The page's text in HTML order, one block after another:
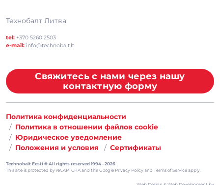
Технобалт Литва
tel: +370 5260 2503
e-mail: info@technobalt.lt
Свяжитесь с нами через нашу
контактную форму
Политика конфиденциальности
Политика в отношении файлов cookie
Юридическое уведомление
Положения и условия
Сертификаты
Technobalt Eesti ® All rights reserved 1994 - 2026
This site is protected by reCAPTCHA and the Google Privacy Policy and Terms of Service apply.